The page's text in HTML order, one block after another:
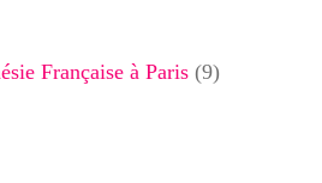
Française à Paris (9)